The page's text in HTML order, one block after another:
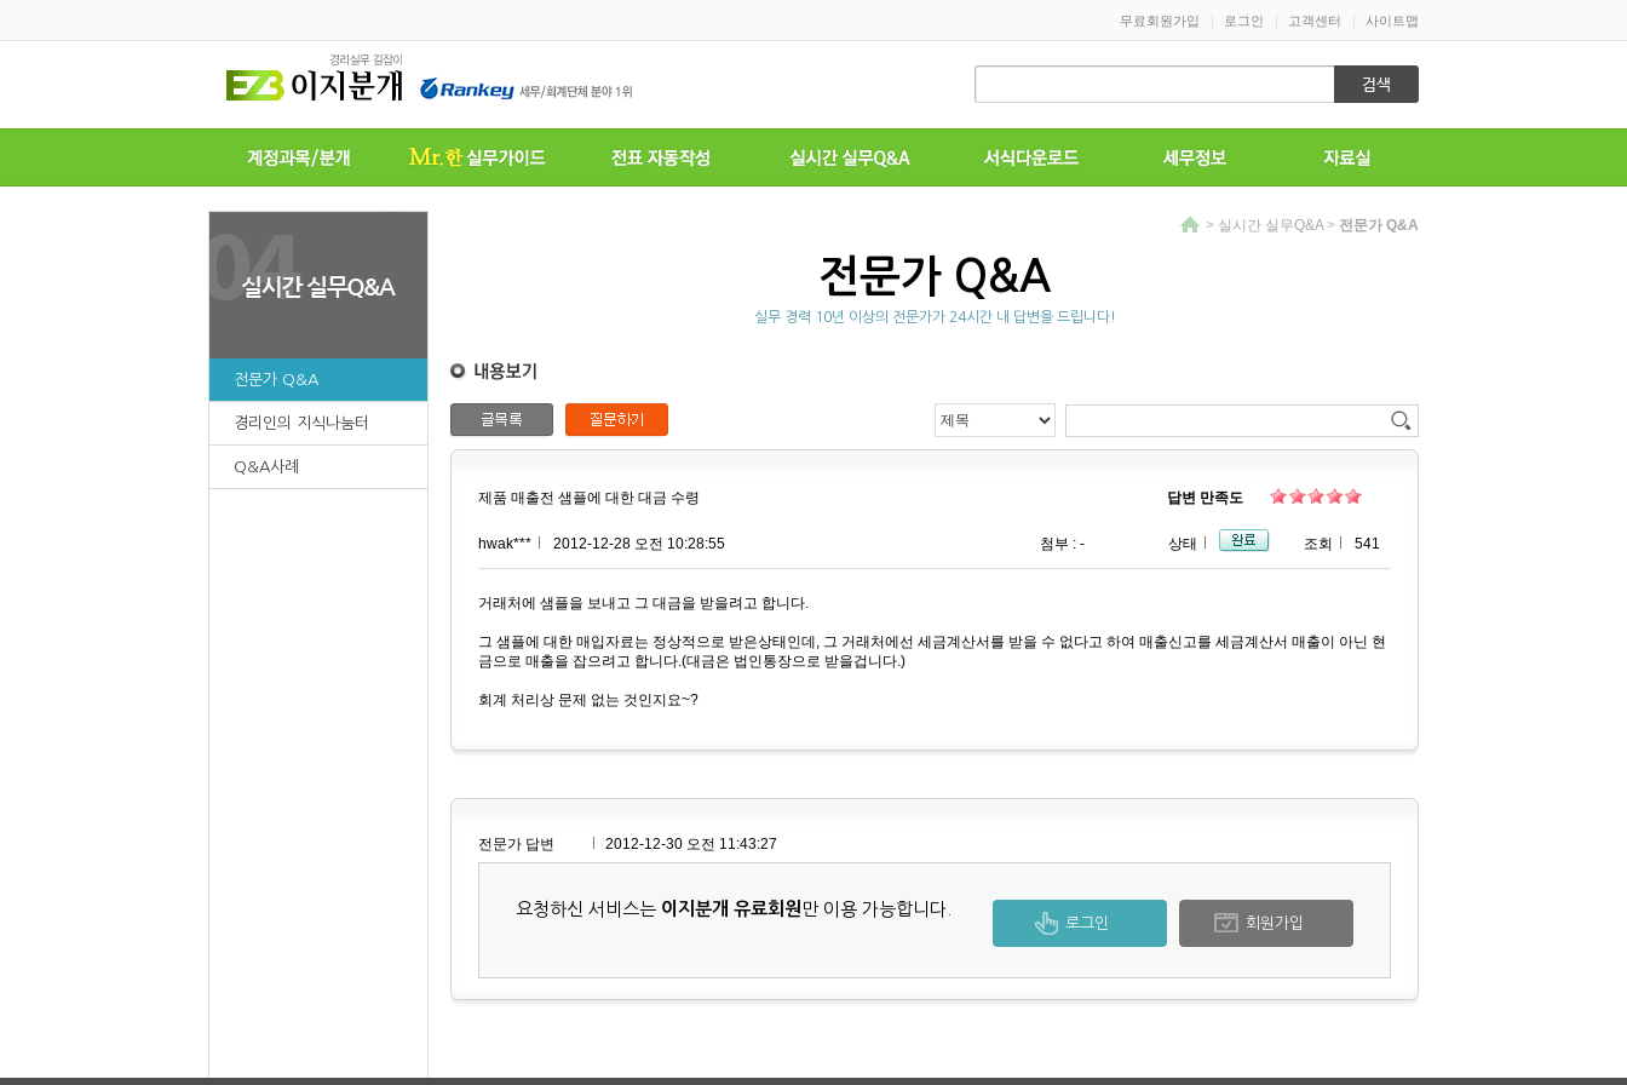
무료회원가입 로그인 고객센터 사이트맵
전문가 Q&A
경리인의 지식나눔터
Q&A사례
> 실시간 실무Q&A> 전문가 Q&A
전문가 Q&A
실무 경력 10년 이상의 전문가가 24시간 내 답변을 드립니다!
제품 매출전 샘플에 대한 대금 수령 답변 만족도
hwak*** 2012-12-28 오전 10:28:55 첨부 : - 상태 조회 541
거래처에 샘플을 보내고 그 대금을 받을려고 합니다.
그 샘플에 대한 매입자료는 정상적으로 받은상태인데, 그 거래처에선 세금계산서를 받을 수 없다고 하여 매출신고를 세금계산서 매출이 아닌 현
금으로 매출을 잡으려고 합니다.(대금은 법인통장으로 받을겁니다.)
회계 처리상 문제 없는 것인지요~?
전문가 답변 2012-12-30 오전 11:43:27
요청하신 서비스는 이지분개 유료회원 만 이용 가능합니다.
회원가입
로그인